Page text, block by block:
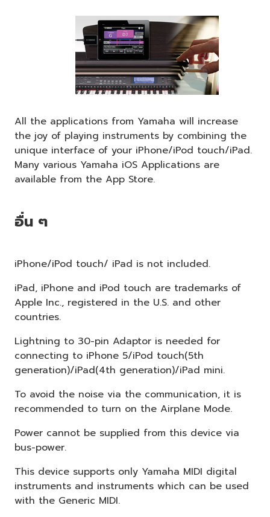
All the applications from Yamaha will increase
the joy of playing instruments by combining the
unique interface of your iPhone/iPod touch/iPad.
Many various Yamaha iOS Applications are
available from the App Store.
อื่น ๆ
iPhone/iPod touch/ iPad is not included.
iPad, iPhone and iPod touch are trademarks of
Apple Inc., registered in the U.S. and other
countries.
Lightning to 30-pin Adaptor is needed for
connecting to iPhone 5/iPod touch(5th
generation)/iPad(4th generation)/iPad mini.
To avoid the noise via the communication, it is
recommended to turn on the Airplane Mode.
Power cannot be supplied from this device via
bus-power.
This device supports only Yamaha MIDI digital
instruments and instruments which can be used
with the Generic MIDI.